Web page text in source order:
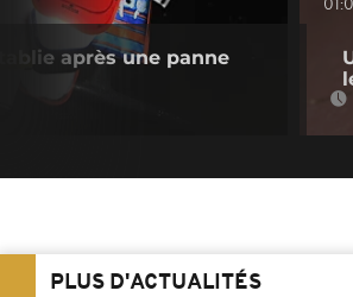
après une panne
PLUS D'ACTUALITÉS